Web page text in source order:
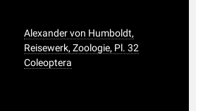
Alexander von Humboldt,
Reisewerk, Zoologie, Pl. 32
Coleoptera